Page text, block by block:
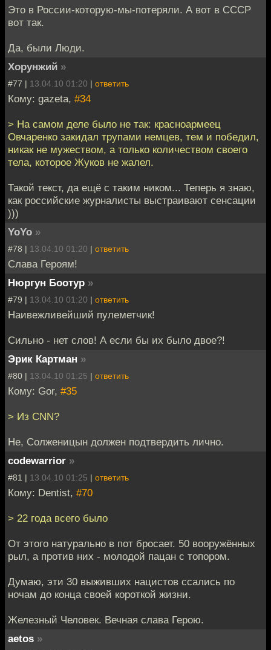
Это в России-которую-мы-потеряли. А вот в СССР
вот так.
Да, были Люди.
Хорунжий »
#77 | 13.04.10 01:20 | ответить
Кому: gazeta, #34
> На самом деле было не так: красноармеец
Овчаренко закидал трупами немцев, тем и победил,
никак не мужеством, а только количеством своего
тела, которое Жуков не жалел.
Такой текст, да ещё с таким ником... Теперь я знаю,
как российские журналисты выстраивают сенсации
)))
YoYo »
#78 | 13.04.10 01:20 | ответить
Слава Героям!
Нюргун Боотур »
#79 | 13.04.10 01:20 | ответить
Наивежливейший пулеметчик!
Сильно - нет слов! А если бы их было двое?!
Эрик Картман »
#80 | 13.04.10 01:25 | ответить
Кому: Gor, #35
> Из CNN?
Не, Солженицын должен подтвердить лично.
codewarrior »
#81 | 13.04.10 01:25 | ответить
Кому: Dentist, #70
> 22 года всего было
От этого натурально в пот бросает. 50 вооружённых
рыл, а против них - молодой пацан с топором.
Думаю, эти 30 выживших нацистов ссались по
ночам до конца своей короткой жизни.
Железный Человек. Вечная слава Герою.
aetos »